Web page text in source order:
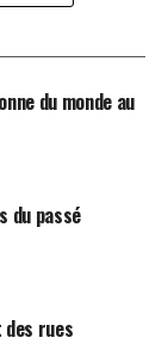
à feuilles
et 7 à 8 m
où il fut
certains
les formes
accompli.
du monde au
du passé
des rues